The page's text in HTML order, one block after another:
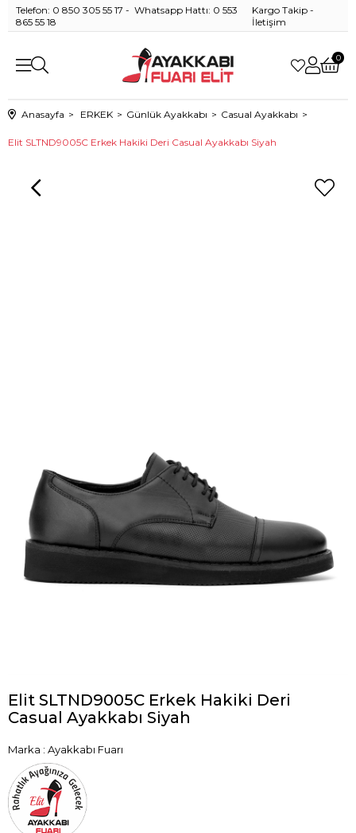
Telefon: 0 850 305 55 17 - Whatsapp Hattı: 0 553
865 55 18
Kargo Takip -
İletişim
0
Anasayfa ERKEK Günlük Ayakkabı Casual Ayakkabı
Elit SLTND9005C Erkek Hakiki Deri Casual Ayakkabı Siyah
Elit SLTND9005C Erkek Hakiki Deri
Casual Ayakkabı Siyah
Marka : Ayakkabı Fuarı